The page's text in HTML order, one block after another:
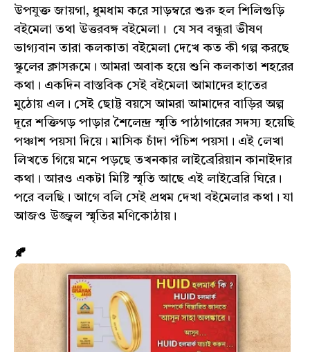
উপযুক্ত জায়গা, ধুমধাম করে সাড়ম্বরে শুরু হল শিলিগুড়ি
বইমেলা তথা উত্তরবঙ্গ বইমেলা। যে সব বন্ধুরা ভীষণ
ভাগ্যবান তারা কলকাতা বইমেলা দেখে কত কী গল্প করছে
স্কুলের ক্লাসরুমে। আমরা অবাক হয়ে শুনি কলকাতা শহরের
কথা। একদিন বাস্তবিক সেই বইমেলা আমাদের হাতের
মুঠোয় এল। সেই ছোট্ট বয়সে আমরা আমাদের বাড়ির অল্প
দূরে শক্তিগড় পাড়ার শৈলেন্দ্র স্মৃতি পাঠাগারের সদস্য হয়েছি
পঞ্চাশ পয়সা দিয়ে। মাসিক চাঁদা পঁচিশ পয়সা। এই লেখা
লিখতে গিয়ে মনে পড়ছে তখনকার লাইব্রেরিয়ান কানাইদার
কথা। আরও একটা মিষ্টি স্মৃতি আছে এই লাইব্রেরি ঘিরে।
পরে বলছি। আগে বলি সেই প্রথম দেখা বইমেলার কথা। যা
আজও উজ্জ্বল স্মৃতির মণিকোঠায়।
🍂